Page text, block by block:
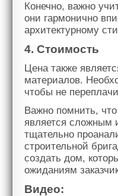
Конечно, важно
они гармонично
архитектурному
4. Стоимость
Цена также
материалов.
чтобы не
Важно помнить,
является сложным
тщательно
строительной
создать дом,
ожиданиям
Видео: